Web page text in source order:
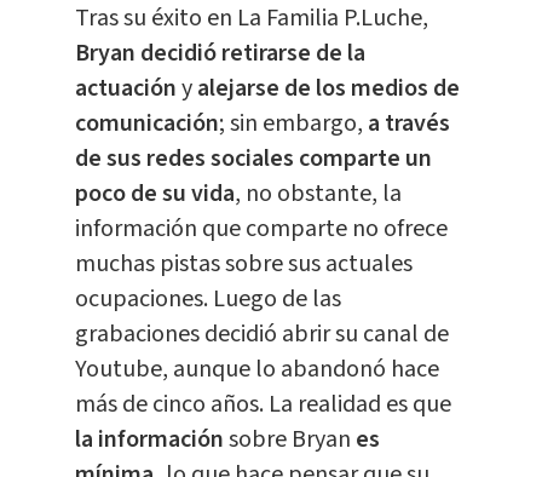
Tras su éxito en La Familia P.Luche,
Bryan decidió retirarse de la
actuaciónyalejarse de los medios de
comunicación; sin embargo, a través
de sus redes sociales comparte un
poco de su vida, no obstante, la
información que comparte no ofrece
muchas pistas sobre sus actuales
ocupaciones. Luego de las
grabaciones decidió abrir su canal de
Youtube, aunque lo abandonó hace
más de cinco años. La realidad es que
la informaciónsobre Bryan es